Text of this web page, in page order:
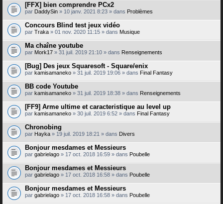
[FFX] bien comprendre PCx2
par DaddySin » 10 janv. 2021 8:23 » dans Problèmes
Concours Blind test jeux vidéo
par Traka » 01 nov. 2020 11:15 » dans Musique
Ma chaîne youtube
par Mork17 » 31 juil. 2019 21:10 » dans Renseignements
[Bug] Des jeux Squaresoft - Square/enix
par kamisamaneko » 31 juil. 2019 19:06 » dans Final Fantasy
BB code Youtube
par kamisamaneko » 31 juil. 2019 18:38 » dans Renseignements
[FF9] Arme ultime et caracteristique au level up
par kamisamaneko » 30 juil. 2019 6:52 » dans Final Fantasy
Chronobing
par Hayka » 19 juil. 2019 18:21 » dans Divers
Bonjour mesdames et Messieurs
par gabrielago » 17 oct. 2018 16:59 » dans Poubelle
Bonjour mesdames et Messieurs
par gabrielago » 17 oct. 2018 16:58 » dans Poubelle
Bonjour mesdames et Messieurs
par gabrielago » 17 oct. 2018 16:58 » dans Poubelle